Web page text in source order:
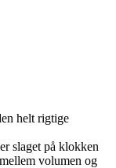
helt rigtige
slaget på klokken
volumen og